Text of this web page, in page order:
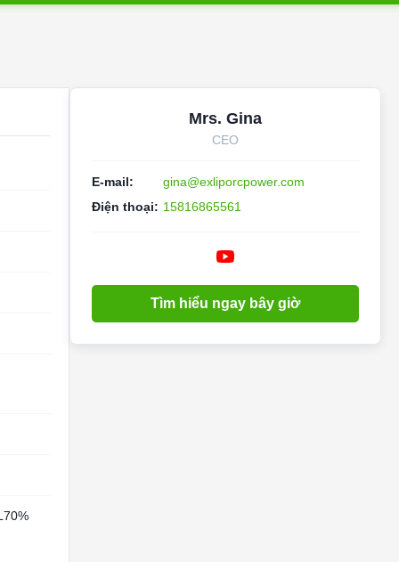
Mrs. Gina
CEO
E-mail:
gina@exliporcpower.com
Điện thoại: 15816865561
Tìm hiểu ngay bây giờ